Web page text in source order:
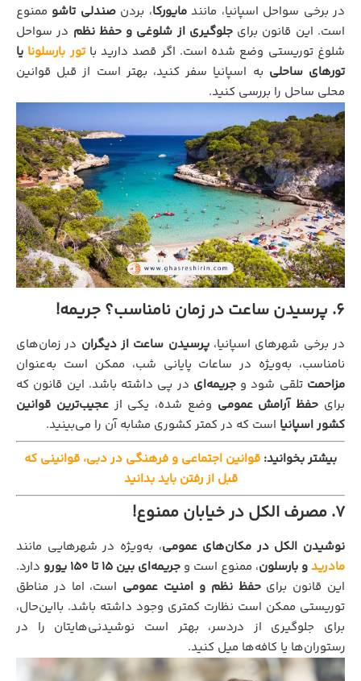
در برخی سواحل اسپانیا، مانندمایورکا، بردنصندلی تاشو ممنوع
است. این قانون برایجلوگیری از شلوغی و حفظ نظم در سواحل
شلوغ توریستی وضع شده است. اگر قصد دارید باتور بارسلونا یا
تورهای ساحلی به اسپانیا سفر کنید، بهتر است از قبل قوانین
محلی ساحل را بررسی کنید.
6. پرسیدن ساعت در زمان نامناسب؟ جریمه!
در برخی شهرهای اسپانیا،پرسیدن ساعت از دیگران در زمان‌های
نامناسب، به‌ویژه در ساعات پایانی شب، ممکن است به‌عنوان
مزاحمت تلقی شود وجریمه‌ای در پی داشته باشد. این قانون که
برای حفظ آرامش عمومی وضع شده، یکی ازعجیب‌ترین قوانین
کشور اسپانیا است که در کمتر کشوری مشابه آن را می‌بینید.
بیشتر بخوانید: قوانین اجتماعی و فرهنگی در دبی، قوانینی که
قبل از رفتن باید بدانید
7. مصرف الکل در خیابان ممنوع!
نوشیدن الکل در مکان‌های عمومی، به‌ویژه در شهرهایی مانند
مادریدو بارسلون، ممنوع است و جریمه‌ای بین ۱۵ تا ۱۵۰ یورو
دارد.
این قانون برایحفظ نظم و امنیت عمومی است، اما در مناطق
توریستی ممکن است نظارت کمتری وجود داشته باشد. بااین‌حال،
برای جلوگیری از دردسر، بهتر است نوشیدنی‌هایتان را در
رستوران‌ها یا کافه‌ها میل کنید.